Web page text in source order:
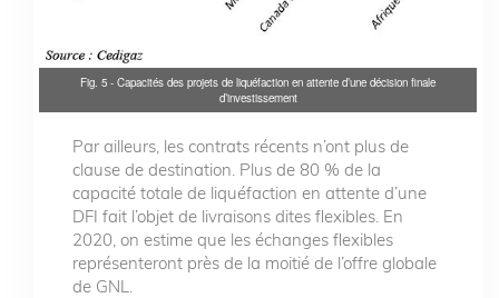
Fig. 5 - Capacités des projets de liquéfaction en attente d’une décision finale
d’investissement
Par ailleurs, les contrats récents n’ont plus de
clause de destination. Plus de 80 % de la
capacité totale de liquéfaction en attente d’une
DFI fait l’objet de livraisons dites flexibles. En
2020, on estime que les échanges flexibles
représenteront près de la moitié de l’offre globale
de GNL.